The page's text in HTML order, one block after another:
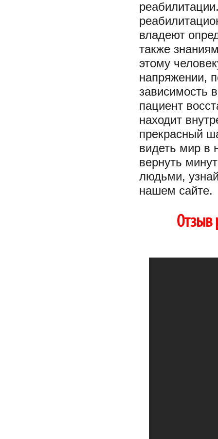
владеют
также
этому
напряжении,
зависимость
пациент
находит
прекрасный
видеть мир в
вернуть
людьми,
нашем сайте.
Отзыв